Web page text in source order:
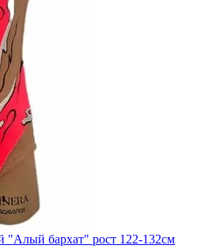
"Алый бархат" рост 122-132см